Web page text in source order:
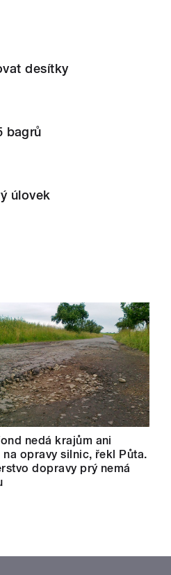
desítky
bagrů
úlovek
nedá krajům ani
na opravy silnic, řekl Půta.
dopravy prý nemá